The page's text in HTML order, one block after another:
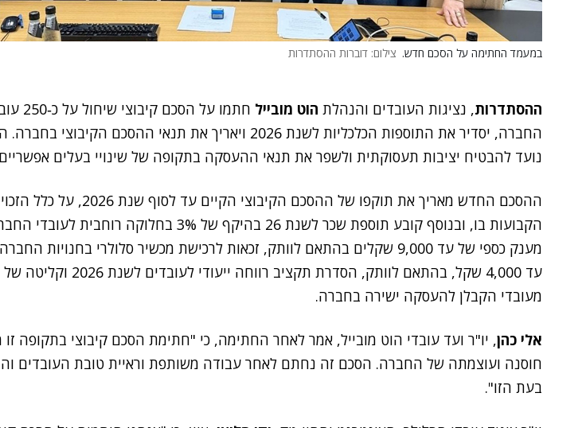
במעמד החתימה על הסכם חדש. צילום: דוברות ההסתדרות
ההסתדרות, נציגות העובדים והנהלת הוט מובייל
חתמו על הסכם קיבוצי
החברה, יסדיר את התוספות הכלכליות לשנת 2026 ויאריך את תנאי ההסכם הקיבוצי
נועד להבטיח יציבות תעסוקתית ולשפר את תנאי ההעסקה בתקופה של שינויי בעלים
ההסכם החדש מאריך את תוקפו של ההסכם הקיבוצי הקיים עד לסוף שנת 2026,
הקבועות בו, ובנוסף קובע תוספת שכר לשנת 26 בהיקף של 3% בחלוקה
מענק כספי של עד 9,000 שקלים בהתאם לוותק, זכאות לרכישת מכשיר סלולרי בחנויות
עד 4,000 שקל, בהתאם לוותק, הסדרת תקציב רווחה ייעודי
מעובדי הקבלן להעסקה ישירה בחברה.
אלי כהן, יו"ר ועד עובדי הוט מובייל, אמר לאחר החתימה, כי "חתימת הסכם קיבוצי בתקופה
חוסנה ועוצמתה של החברה. הסכם זה נחתם לאחר עבודה משותפת וראיית טובת העובדים
בעת הזו".